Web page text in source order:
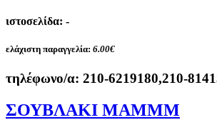
ιστοσελίδα: -
ελάχιστη παραγγελία: 6.00€
τηλέφωνο/α: 210-6219180,210-
ΣΟΥΒΛΑΚΙ ΜΑΜΜΜ